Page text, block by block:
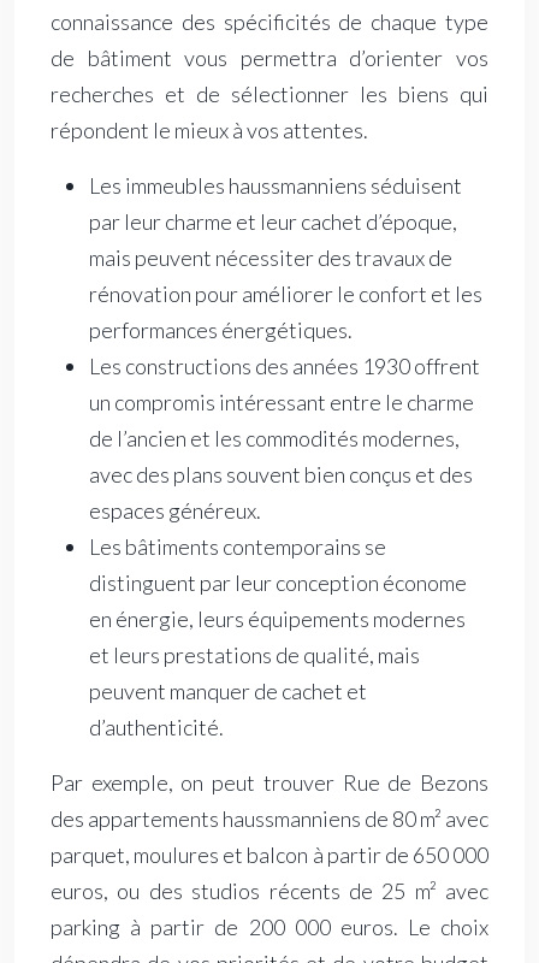
connaissance des spécificités de chaque type
de bâtiment vous permettra d’orienter vos
recherches et de sélectionner les biens qui
répondent le mieux à vos attentes.
Les immeubles haussmanniens séduisent
par leur charme et leur cachet d’époque,
mais peuvent nécessiter des travaux de
rénovation pour améliorer le confort et les
performances énergétiques.
Les constructions des années 1930 offrent
un compromis intéressant entre le charme
de l’ancien et les commodités modernes,
avec des plans souvent bien conçus et des
espaces généreux.
Les bâtiments contemporains se
distinguent par leur conception économe
en énergie, leurs équipements modernes
et leurs prestations de qualité, mais
peuvent manquer de cachet et
d’authenticité.
Par exemple, on peut trouver Rue de Bezons
des appartements haussmanniens de 80 m² avec
parquet, moulures et balcon à partir de 650 000
euros, ou des studios récents de 25 m² avec
parking à partir de 200 000 euros. Le choix